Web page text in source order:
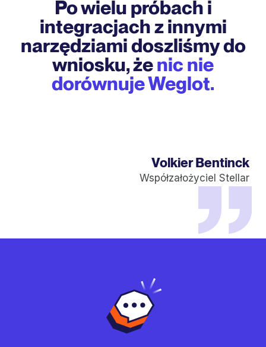
Po wielu próbach i
integracjach z innymi
narzędziami doszliśmy do
wniosku, żenic nie
dorównuje Weglot.
Volkier Bentinck
Współzałożyciel Stellar